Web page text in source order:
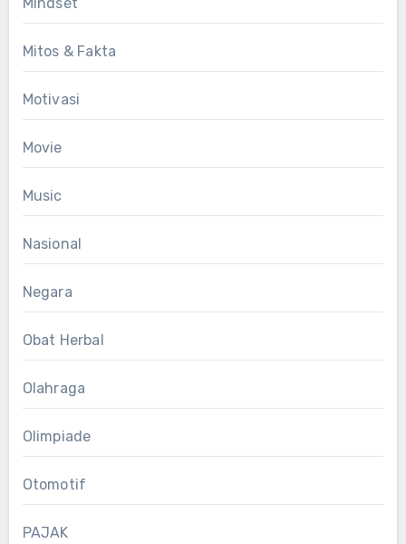
Mitos & Fakta
Motivasi
Movie
Music
Nasional
Negara
Obat Herbal
Olahraga
Olimpiade
Otomotif
PAJAK